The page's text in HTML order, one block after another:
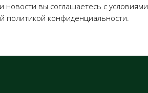
новости вы соглашаетесь с условиями
политикой конфиденциальности.